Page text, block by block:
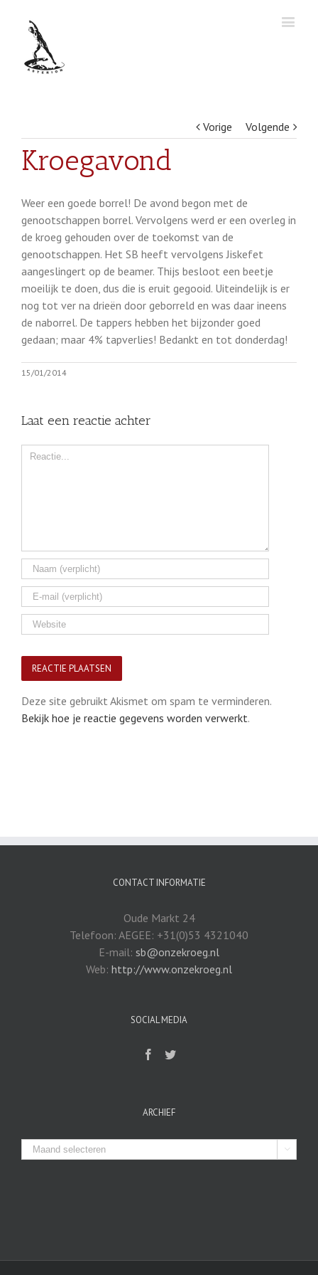
Vorige Volgende
Kroegavond
Weer een goede borrel! De avond begon met de
genootschappen borrel. Vervolgens werd er een overleg in
de kroeg gehouden over de toekomst van de
genootschappen. Het SB heeft vervolgens Jiskefet
aangeslingert op de beamer. Thijs besloot een beetje
moeilijk te doen, dus die is eruit gegooid. Uiteindelijk is er
nog tot ver na drieën door geborreld en was daar ineens
de naborrel. De tappers hebben het bijzonder goed
gedaan; maar 4% tapverlies! Bedankt en tot donderdag!
15/01/2014
Laat een reactie achter
Comment
Deze site gebruikt Akismet om spam te verminderen.
Bekijk hoe je reactie gegevens worden verwerkt.
CONTACT INFORMATIE
Oude Markt 24
Telefoon: AEGEE: +31(0)53 4321040
E-mail: sb@onzekroeg.nl
Web: http://www.onzekroeg.nl
SOCIAL MEDIA
ARCHIEF
